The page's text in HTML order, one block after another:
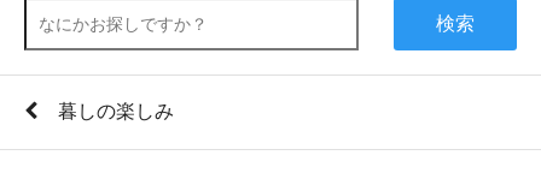
検索
暮しの楽しみ